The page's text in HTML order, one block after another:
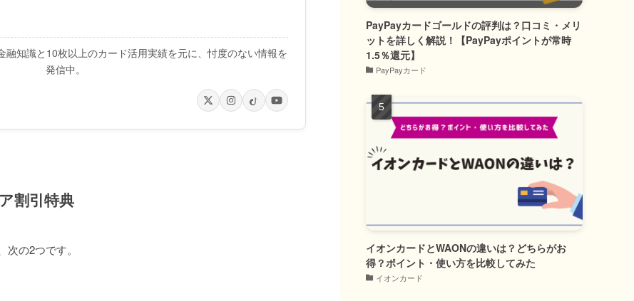
融知識と10枚以上のカード活用実績を元に、忖度のない情報を
発信中。
割引特典
の2つです。
PayPayカードゴールドの評判は？口コミ・メリ
ットを詳しく解説！【PayPayポイントが常時
1.5％還元】
PayPayカード
イオンカードとWAONの違いは？どちらがお
得？ポイント・使い方を比較してみた
イオンカード